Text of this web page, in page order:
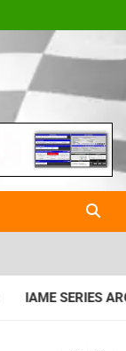
en
Horarios para la